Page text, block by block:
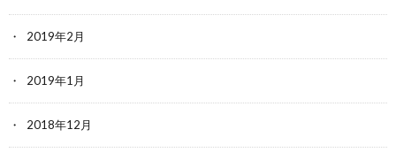
2019年2月
2019年1月
2018年12月